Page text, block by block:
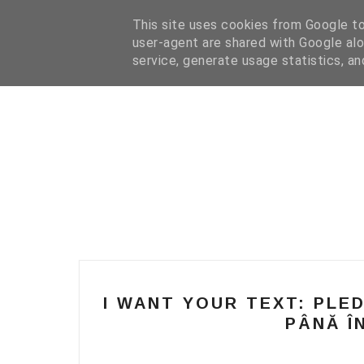
I WANT YOUR TEXT COFFEE READING
I WANT YOUR TEXT:
PÂNĂ
This site uses cookies from Google
user-agent are shared with Google
service, generate usage statistics,